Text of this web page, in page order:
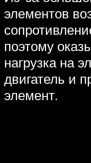
элементов
поэтому
нагрузка на
двигатель и
элемент.